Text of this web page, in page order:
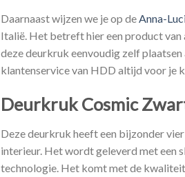
Daarnaast wijzen we je op deAnna-
Italië. Het betreft hier een product
deze deurkruk eenvoudig zelf
klantenservice van HDD altijd voor je
Deurkruk Cosmic
Deze deurkruk heeft een bijzonder
interieur. Het wordt geleverd met een
technologie. Het komt met de